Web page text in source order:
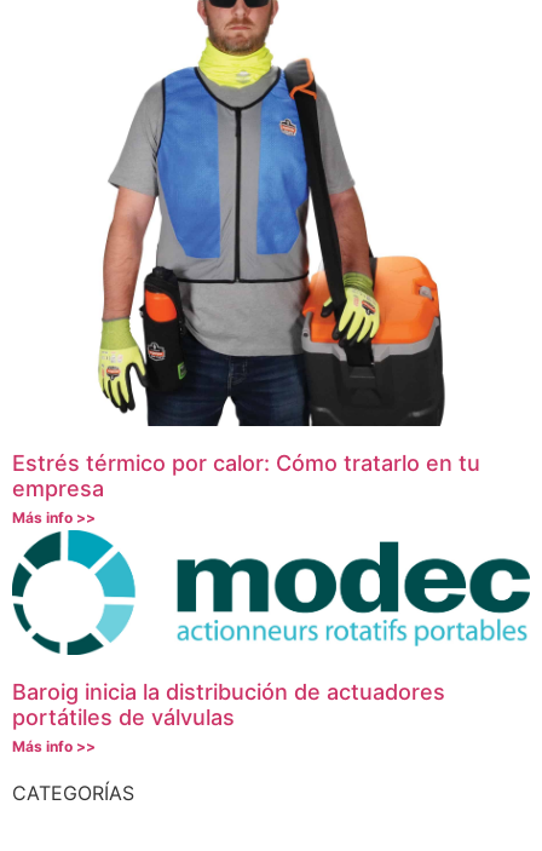
Estrés térmico por calor: Cómo tratarlo en tu
empresa
Más info >>
Baroig inicia la distribución de actuadores
portátiles de válvulas
Más info >>
CATEGORÍAS